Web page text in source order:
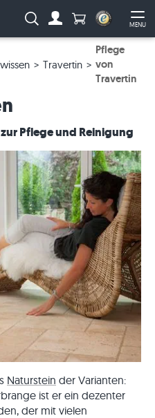
MENU
Suche: Anzahl
Travertin
Pflege
von
Travertin
Pflege und Reinigung
Naturstein der Varianten:
ist er ein dezenter
der mit vielen